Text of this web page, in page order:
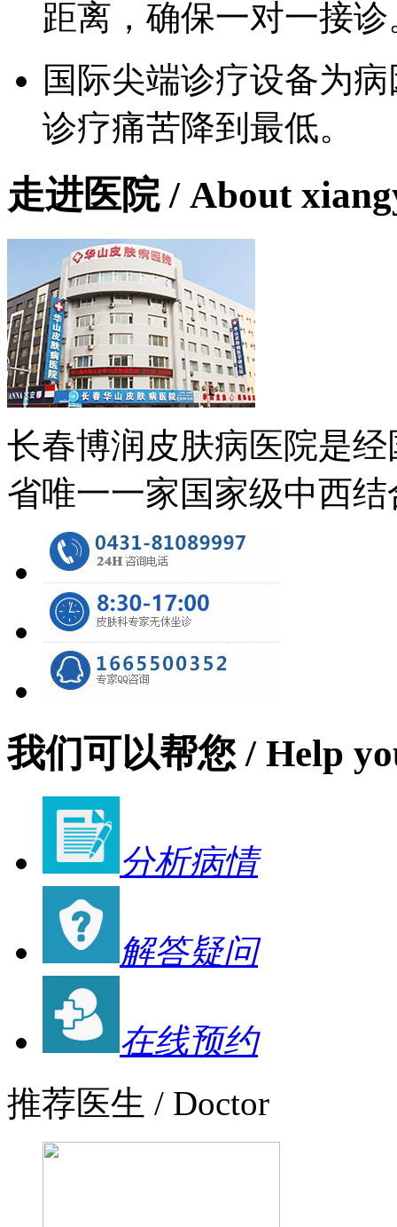
距离，确保一对一接诊
国际尖端诊疗设备为
诊疗痛苦降到最低。
走进医院 / About
长春博润皮肤病医院是
省唯一一家国家级中西
我们可以帮您 / Help
分析病情
解答疑问
在线预约
推荐医生 / Doctor